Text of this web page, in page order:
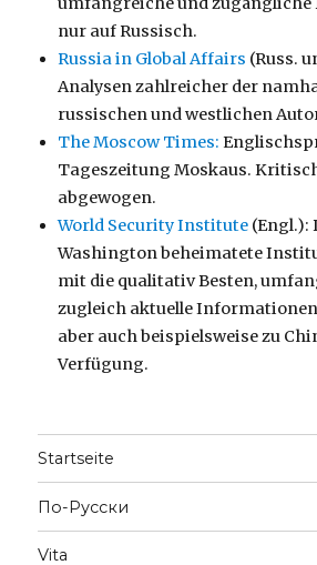
nur auf Russisch.
Russia in Global Affairs (Russ.
Analysen zahlreicher der
russischen und westlichen
The Moscow Times:
Tageszeitung Moskaus.
abgewogen.
World Security Institute (Engl.):
Washington beheimatete
mit die qualitativ Besten,
zugleich aktuelle Informationen
aber auch beispielsweise zu
Verfügung.
Startseite
По-Русски
Vita